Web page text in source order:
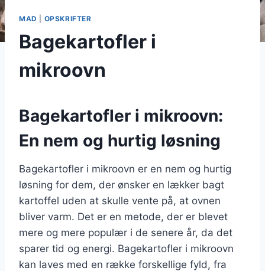
MAD OPSKRIFTER
Bagekartofler i
mikroovn
Bagekartofler i mikroovn:
En nem og hurtig løsning
Bagekartofler i mikroovn er en nem og hurtig
løsning for dem, der ønsker en lækker bagt
kartoffel uden at skulle vente på, at ovnen
bliver varm. Det er en metode, der er blevet
mere og mere populær i de senere år, da det
sparer tid og energi. Bagekartofler i mikroovn
kan laves med en række forskellige fyld, fra